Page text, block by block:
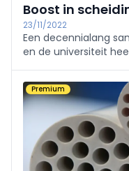
Boost in
23/11/2022
Een decennialang
en de universiteit
uit gas: zowel het
industrieel ontwerp
synergetisch effect.
Premium